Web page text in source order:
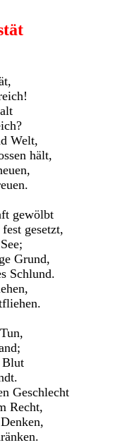
Welt,
hält,
gewölbt
gesetzt,
Grund,
Schlund.
Blut
Geschlecht
Recht,